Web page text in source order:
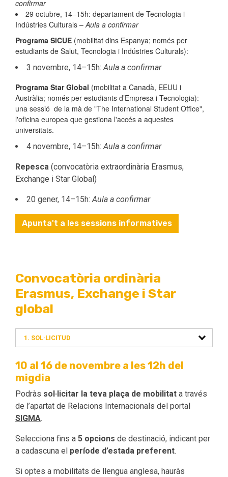
confirmar
29 octubre, 14–15h: departament de Tecnologia i
Indústries Culturals – Aula a confirmar
Programa SICUE (mobilitat dins Espanya; només per
estudiants de Salut, Tecnologia i Indústries Culturals):
3 novembre, 14–15h: Aula a confirmar
Programa Star Global (mobilitat a Canadà, EEUU i
Austràlia; només per estudiants d’Empresa i Tecnologia):
una sessió de la mà de "The International Student Office",
l'oficina europea que gestiona l'accés a aquestes
universitats.
4 novembre, 14–15h: Aula a confirmar
Repesca (convocatòria extraordinària Erasmus,
Exchange i Star Global)
20 gener, 14–15h: Aula a confirmar
Apunta't a les sessions informatives
Convocatòria ordinària
Erasmus, Exchange i Star
global
1. SOL·LICITUD
10 al 16 de novembre a les 12h del
migdia
Podràs sol·licitar la teva plaça de mobilitat a través
de l’apartat de Relacions Internacionals del portal
SIGMA.
Selecciona fins a 5 opcions de destinació, indicant per
a cadascuna el període d’estada preferent.
Si optes a mobilitats de llengua anglesa, hauràs